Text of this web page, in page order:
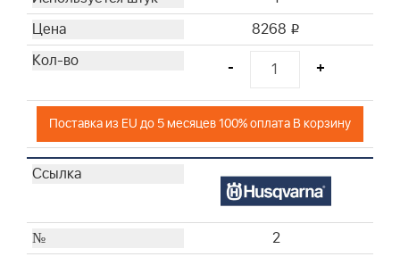
8268 i
- +
Поставка из EU до 5 месяцев 100% оплата В корзину
2